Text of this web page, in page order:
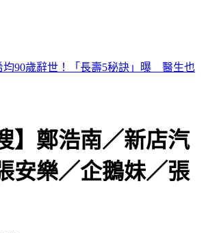
疑慮意外減緩！標普、那指「雙開高」
】鄭浩南／新店汽
安樂／企鵝妹／張